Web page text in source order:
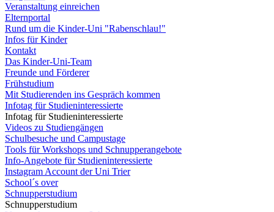
Veranstaltung einreichen
Elternportal
Rund um die Kinder-Uni "Rabenschlau!"
Infos für Kinder
Kontakt
Das Kinder-Uni-Team
Freunde und Förderer
Frühstudium
Mit Studierenden ins Gespräch kommen
Infotag für Studieninteressierte
Infotag für Studieninteressierte
Videos zu Studiengängen
Schulbesuche und Campustage
Tools für Workshops und Schnupperangebote
Info-Angebote für Studieninteressierte
Instagram Account der Uni Trier
School´s over
Schnupperstudium
Schnupperstudium